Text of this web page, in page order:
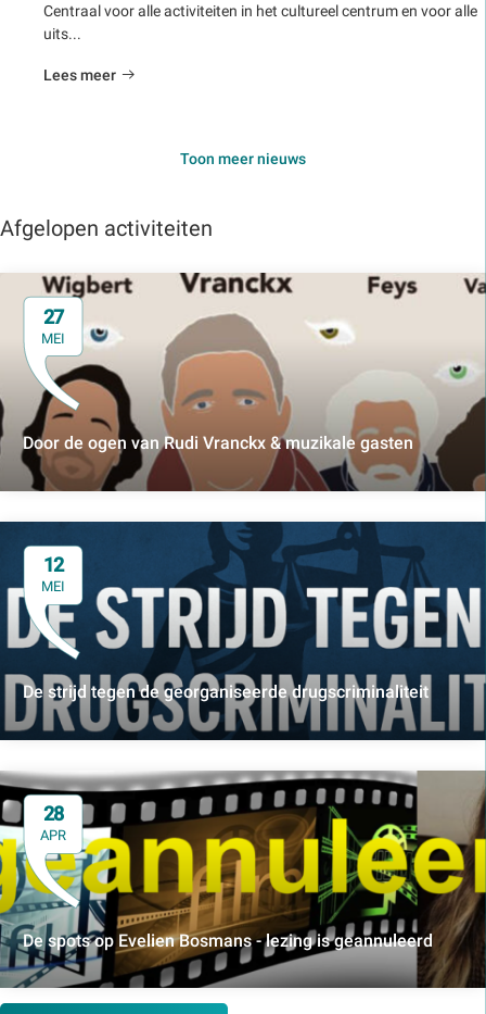
Centraal voor alle activiteiten in het cultureel centrum en voor alle
uits...
Lees meer
Toon meer nieuws
Afgelopen activiteiten
27
MEI
Door de ogen van Rudi Vranckx & muzikale gasten
12
MEI
De strijd tegen de georganiseerde drugscriminaliteit
28
APR
De spots op Evelien Bosmans - lezing is geannuleerd